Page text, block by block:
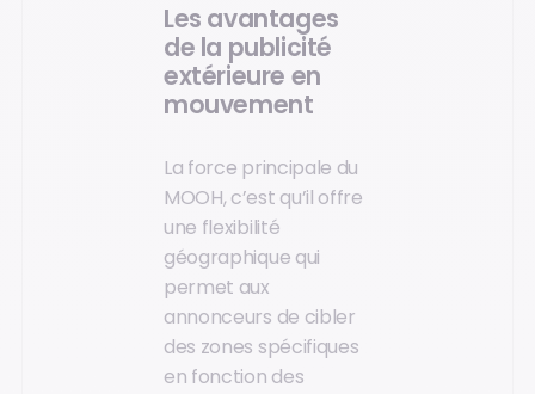
Les avantages
de la publicité
extérieure en
mouvement
La force principale du
MOOH, c’est qu’il offre
une flexibilité
géographique qui
permet aux
annonceurs de cibler
des zones spécifiques
en fonction des